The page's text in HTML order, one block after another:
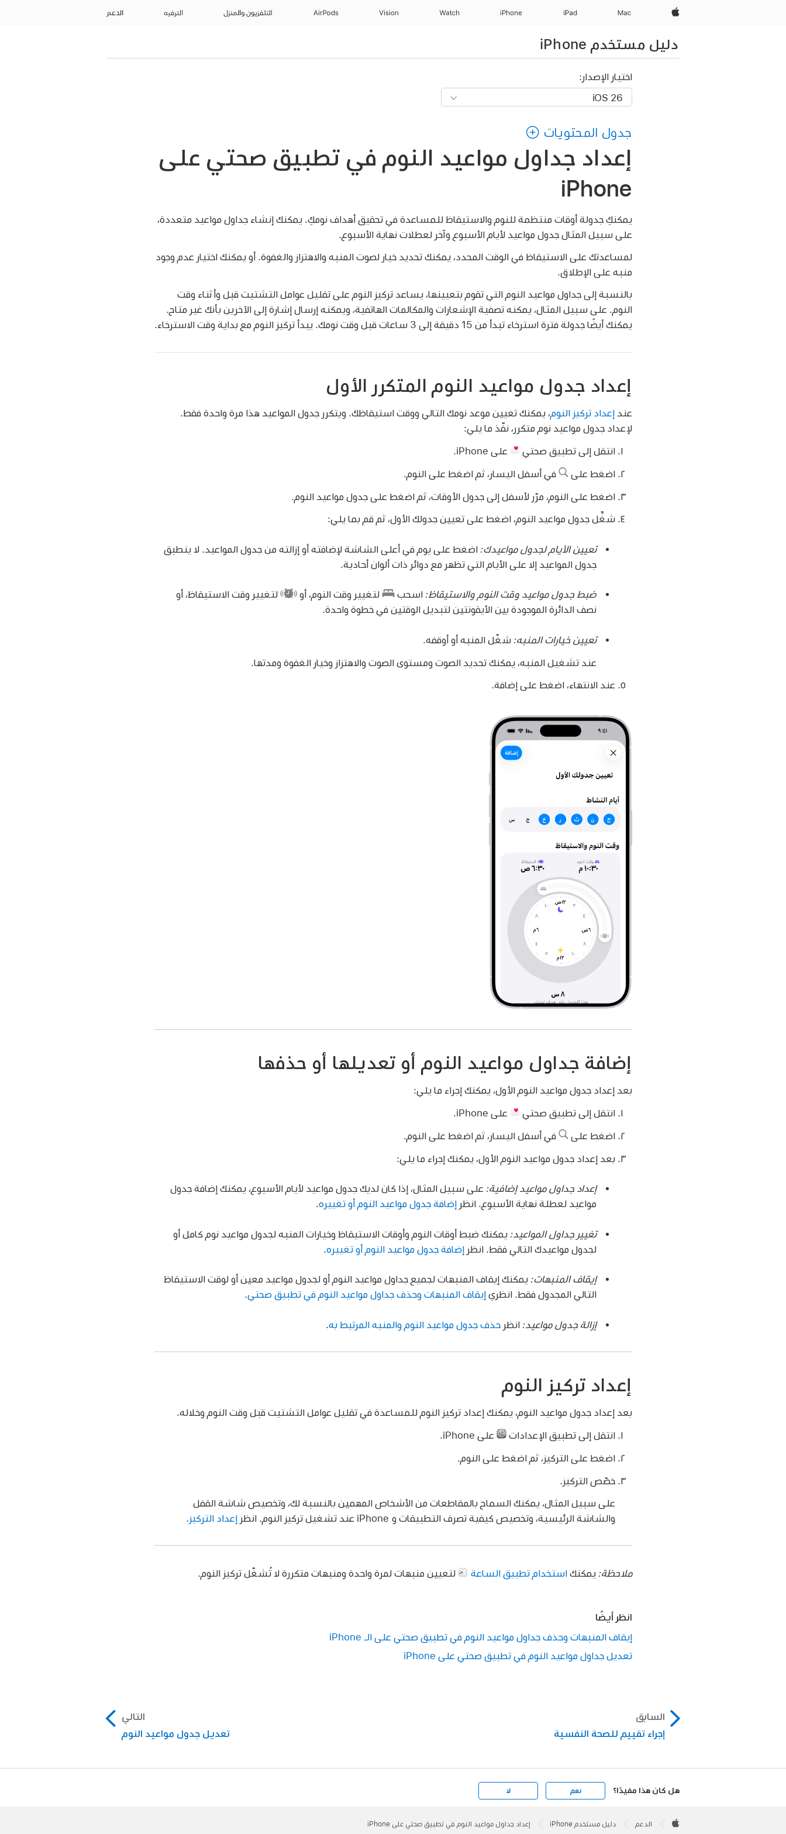
Apple‏
Mac
iPad‏
iPhone
Watch
Vision
AirPods التلفزيون والمنزل الترفيه الدعم
دليل مستخدم iPhone
اختيار الإصدار:
جدول المحتويات
إعداد جداول مواعيد النوم في تطبيق صحتي على
iPhone
يمكنكِ جدولة أوقات منتظمة للنوم والاستيقاظ للمساعدة في تحقيق أهداف نومكِ. يمكنك إنشاء جداول مواعيد متعددة،
على سبيل المثال جدول مواعيد لأيام الأسبوع وآخر لعطلات نهاية الأسبوع.
لمساعدتك على الاستيقاظ في الوقت المحدد، يمكنك تحديد خيار لصوت المنبه والاهتزاز والغفوة. أو يمكنك اختيار عدم وجود
منبه على الإطلاق.
بالنسبة إلى جداول مواعيد النوم التي تقوم بتعيينها، يساعد تركيز النوم على تقليل عوامل التشتيت قبل وأثناء وقت
النوم. على سبيل المثال، يمكنه تصفية الإشعارات والمكالمات الهاتفية، ويمكنه إرسال إشارة إلى الآخرين بأنك غير متاح.
يمكنك أيضًا جدولة فترة استرخاء تبدأ من 15 دقيقة إلى 3 ساعات قبل وقت نومك. يبدأ تركيز النوم مع بداية وقت الاسترخاء.
إعداد جدول مواعيد النوم المتكرر الأول
عندإعداد تركيز النوم، يمكنك تعيين موعد نومك التالي ووقت استيقاظك. ويتكرر جدول المواعيد هذا مرة واحدة فقط.
لإعداد جدول مواعيد نوم متكرر، نفّذ ما يلي:
انتقل إلى تطبيق صحتي على iPhone.
اضغط على في أسفل اليسار، ثم اضغط على النوم.
اضغط على النوم، مرّر لأسفل إلى جدول الأوقات، ثم اضغط على جدول مواعيد النوم.
شغِّل جدول مواعيد النوم، اضغط على تعيين جدولك الأول، ثم قم بما يلي:
تعيين الأيام لجدول مواعيدك: اضغط على يوم في أعلى الشاشة لإضافته أو إزالته من جدول المواعيد. لا ينطبق
جدول المواعيد إلا على الأيام التي تظهر مع دوائر ذات ألوان أحادية.
ضبط جدول مواعيد وقت النوم والاستيقاظ: اسحب لتغيير وقت النوم، أو
لتغيير وقت الاستيقاظ، أو
نصف الدائرة الموجودة بين الأيقونتين لتبديل الوقتين في خطوة واحدة.
تعيين خيارات المنبه: شغّل المنبه أو أوقفه.
عند تشغيل المنبه، يمكنك تحديد الصوت ومستوى الصوت والاهتزاز وخيار الغفوة ومدتها.
عند الانتهاء، اضغط على إضافة.
إضافة جداول مواعيد النوم أو تعديلها أو حذفها
بعد إعداد جدول مواعيد النوم الأول، يمكنك إجراء ما يلي:
انتقل إلى تطبيق صحتي على iPhone.
اضغط على في أسفل اليسار، ثم اضغط على النوم.
بعد إعداد جدول مواعيد النوم الأول، يمكنك إجراء ما يلي:
إعداد جداول مواعيد إضافية: على سبيل المثال، إذا كان لديك جدول مواعيد لأيام الأسبوع، يمكنك إضافة جدول
مواعيد لعطلة نهاية الأسبوع. انظر إضافة جدول مواعيد النوم أو تغييره.
تغيير جداول المواعيد: يمكنك ضبط أوقات النوم وأوقات الاستيقاظ وخيارات المنبه لجدول مواعيد نوم كامل أو
لجدول مواعيدك التالي فقط. انظر إضافة جدول مواعيد النوم أو تغييره.
إيقاف المنبهات: يمكنك إيقاف المنبهات لجميع جداول مواعيد النوم أو لجدول مواعيد معين أو لوقت الاستيقاظ
التالي المجدول فقط. انظري إيقاف المنبهات وحذف جداول مواعيد النوم في تطبيق صحتي
إزالة جدول مواعيد: انظر حذف جدول مواعيد النوم والمنبه المرتبط به.
إعداد تركيز النوم
بعد إعداد جدول مواعيد النوم، يمكنك إعداد تركيز النوم للمساعدة في تقليل عوامل التشتيت قبل وقت النوم وخلاله.
انتقل إلى تطبيق الإعدادات على iPhone.
اضغط على التركيز، ثم اضغط على النوم.
خصّص التركيز.
على سبيل المثال، يمكنك السماح بالمقاطعات من الأشخاص المهمين بالنسبة لك، وتخصيص شاشة القفل
والشاشة الرئيسية، وتخصيص كيفية تصرف التطبيقات و iPhone عند تشغيل تركيز النوم. انظر
إعداد التركيز
ملاحظة:يمكنكاستخدام تطبيق الساعة لتعيين منبهات لمرة واحدة ومنبهات متكررة لا تُشغّل تركيز النوم.
انظر أيضًا
إيقاف المنبهات وحذف جداول مواعيد النوم في تطبيق صحتي على الـ iPhone
تعديل جداول مواعيد النوم في تطبيق صحتي على iPhone
السابق
إجراء تقييم للصحة النفسية
التالي
تعديل جدول مواعيد النوم
هل كان هذا مفيدًا؟ نعم لا
Footer

الدعم دليل مستخدم iPhone إعداد جداول مواعيد النوم في تطبيق صحتي على iPhone